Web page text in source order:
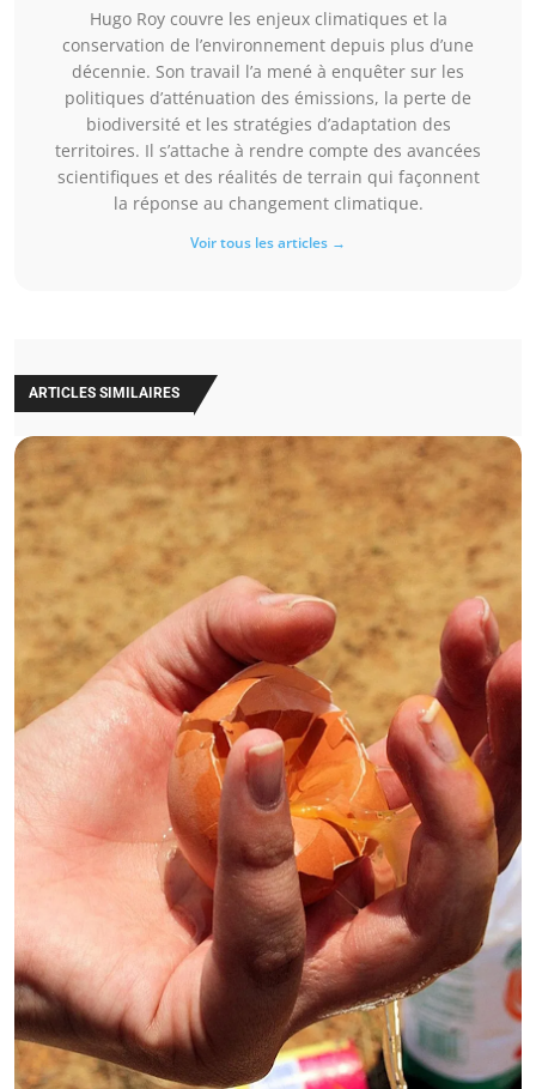
Hugo Roy couvre les enjeux climatiques et la
conservation de l’environnement depuis plus d’une
décennie. Son travail l’a mené à enquêter sur les
politiques d’atténuation des émissions, la perte de
biodiversité et les stratégies d’adaptation des
territoires. Il s’attache à rendre compte des avancées
scientifiques et des réalités de terrain qui façonnent
la réponse au changement climatique.
Voir tous les articles →
ARTICLES SIMILAIRES